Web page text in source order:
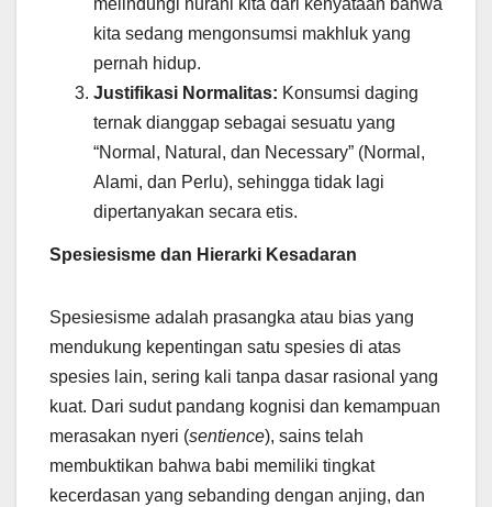
kita sedang mengonsumsi makhluk yang
pernah hidup.
Justifikasi Normalitas: Konsumsi daging
ternak dianggap sebagai sesuatu yang
“Normal, Natural, dan Necessary” (Normal,
Alami, dan Perlu), sehingga tidak lagi
dipertanyakan secara etis.
Spesiesisme dan Hierarki Kesadaran
Spesiesisme adalah prasangka atau bias yang
mendukung kepentingan satu spesies di atas
spesies lain, sering kali tanpa dasar rasional yang
kuat. Dari sudut pandang kognisi dan kemampuan
merasakan nyeri (sentience), sains telah
membuktikan bahwa babi memiliki tingkat
kecerdasan yang sebanding dengan anjing, dan